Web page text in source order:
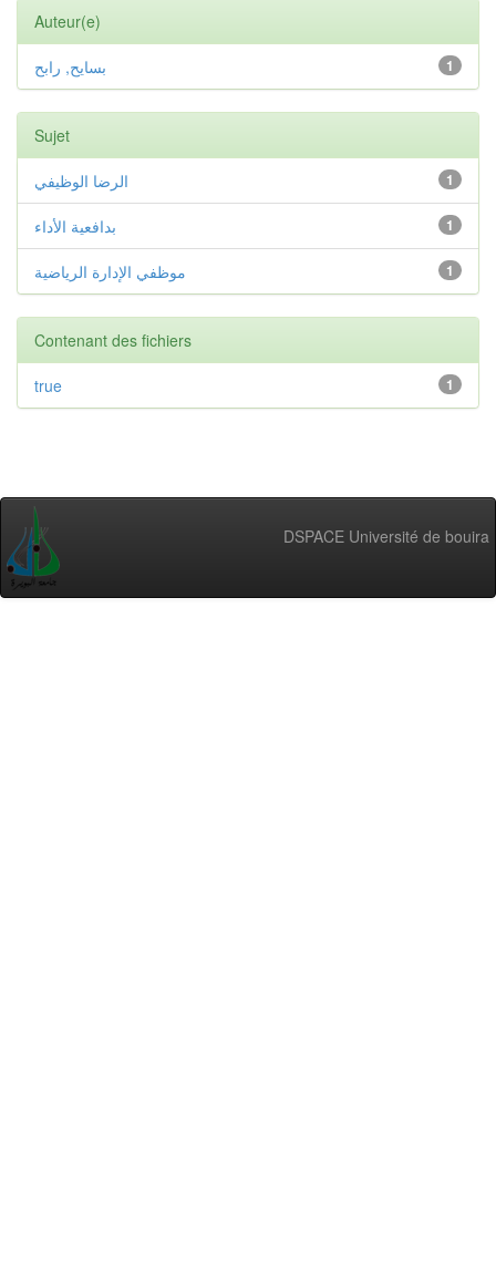
Auteur(e)
1 بسايح, رابح
Sujet
1 الرضا الوظيفي
1 بدافعية الأداء
1 موظفي الإدارة الرياضية
Contenant des fichiers
1
true
DSPACE Université de bouira